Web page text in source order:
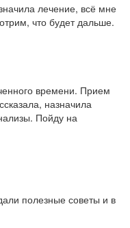
лечение, всё мне
что будет дальше.
времени. Прием
назначила
Пойду на
полезные советы и в